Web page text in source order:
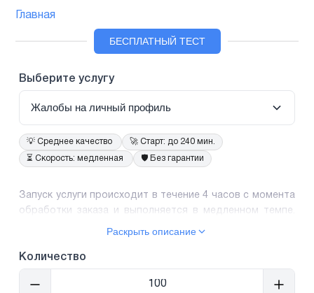
Главная
БЕСПЛАТНЫЙ ТЕСТ
Выберите услугу
Жалобы на личный профиль
💡 Среднее качество 🚀 Старт: до 240 мин.
⏳ Скорость: медленная 🛡️ Без гарантии
Запуск услуги происходит в течение 4 часов с момента
обработки заказа и выполняется в медленном темпе.
Данная услуга предоставляется без гарантии!
направляются модератору социальной сети, который
выносит окончательное решение о возможной
блокировке или бане. Отчеты о выполнении не
Раскрыть описание
Количество